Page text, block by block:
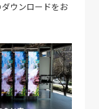
ウンロードをお